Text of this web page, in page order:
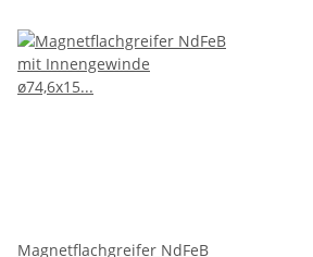
Magnetflachgreifer NdFeB